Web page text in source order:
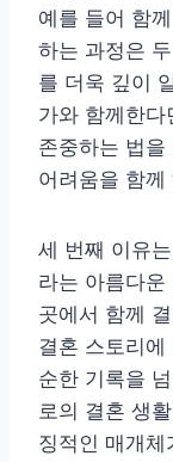
예를 들어 함
하는 과정은
를 더욱 깊이
가와 함께한
존중하는 법을
어려움을 함
세 번째 이유
라는 아름다
곳에서 함께
결혼 스토리
순한 기록을
로의 결혼 생
징적인 매개